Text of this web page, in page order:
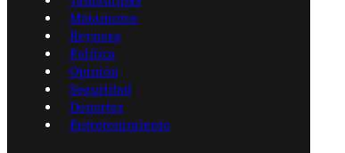
Matamoros
Reynosa
Política
Opinión
Seguridad
Deportes
Entretenimiento